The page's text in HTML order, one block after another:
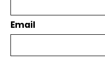
Email